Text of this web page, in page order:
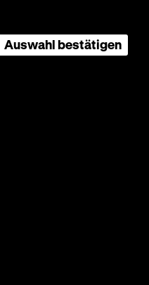
Auswahl bestätigen